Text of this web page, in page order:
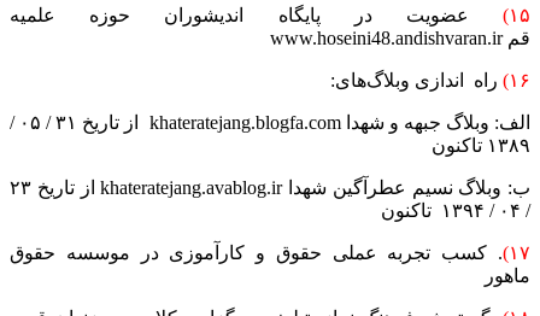
۱۵)
عضویت در پایگاه اندیشوران حوزه علمیه
قم www.hoseini48.andishvaran.ir
۱۶) راه اندازی وبلاگ‌های:
الف: وبلاگ جبهه و شهدا khateratejang.blogfa.com از تاریخ ۳۱ / ۰۵ /
۱۳۸۹ تاکنون
ب: وبلاگ نسیم عطرآگین شهدا khateratejang.avablog.ir از تاریخ ۲۳
/ ۰۴ / ۱۳۹۴ تاکنون
۱۷) . کسب تجربه عملی حقوق و کارآموزی در موسسه حقوق
ماهور